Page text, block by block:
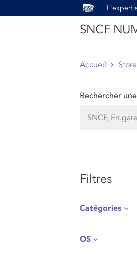
SNCF
Accueil Store
Rechercher
Filtres
Catégories
OS